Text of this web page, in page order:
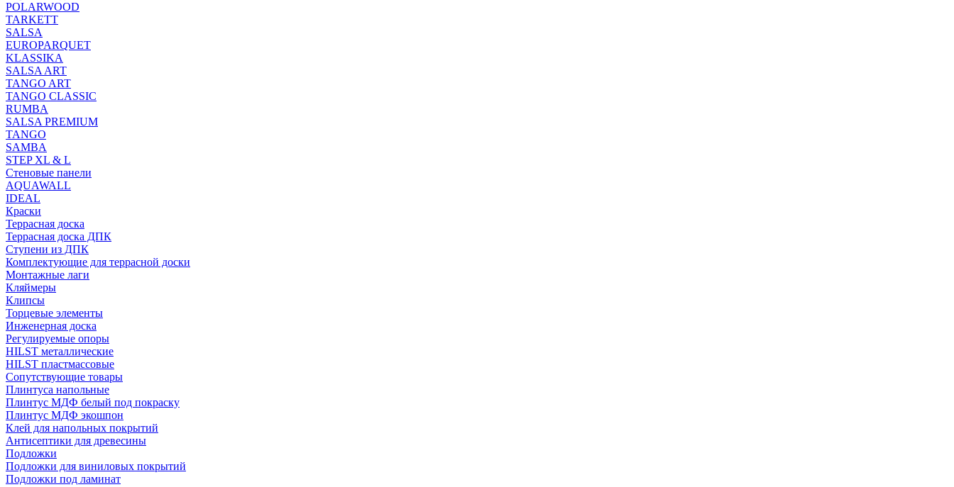
POLARWOOD
TARKETT
SALSA
EUROPARQUET
KLASSIKA
SALSA ART
TANGO ART
TANGO CLASSIC
RUMBA
SALSA PREMIUM
TANGO
SAMBA
STEP XL & L
Стеновые панели
AQUAWALL
IDEAL
Краски
Террасная доска
Террасная доска ДПК
Ступени из ДПК
Комплектующие для террасной доски
Монтажные лаги
Кляймеры
Клипсы
Торцевые элементы
Инженерная доска
Регулируемые опоры
HILST металлические
HILST пластмассовые
Сопутствующие товары
Плинтуса напольные
Плинтус МДФ белый под покраску
Плинтус МДФ экошпон
Клей для напольных покрытий
Антисептики для древесины
Подложки
Подложки для виниловых покрытий
Подложки под ламинат